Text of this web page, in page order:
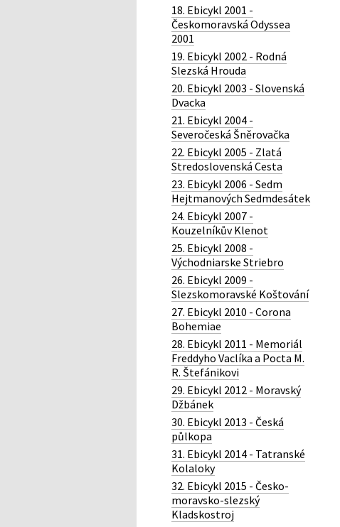
18. Ebicykl 2001 -
Českomoravská Odyssea
2001
19. Ebicykl 2002 - Rodná
Slezská Hrouda
20. Ebicykl 2003 - Slovenská
Dvacka
21. Ebicykl 2004 -
Severočeská Šněrovačka
22. Ebicykl 2005 - Zlatá
Stredoslovenská Cesta
23. Ebicykl 2006 - Sedm
Hejtmanových Sedmdesátek
24. Ebicykl 2007 -
Kouzelníkův Klenot
25. Ebicykl 2008 -
Východniarske Striebro
26. Ebicykl 2009 -
Slezskomoravské Koštování
27. Ebicykl 2010 - Corona
Bohemiae
28. Ebicykl 2011 - Memoriál
Freddyho Vaclíka a Pocta M.
R. Štefánikovi
29. Ebicykl 2012 - Moravský
Džbánek
30. Ebicykl 2013 - Česká
půlkopa
31. Ebicykl 2014 - Tatranské
Kolaloky
32. Ebicykl 2015 - Česko-
moravsko-slezský
Kladskostroj